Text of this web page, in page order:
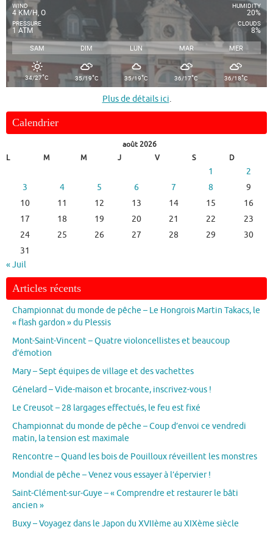
WIND
4 KM/H, O
PRESSURE
1 ATM
HUMIDITY
20%
CLOUDS
8%
SAM DIM LUN MAR MER
34/27°C 35/19°C 35/19°C 36/17°C 36/18°C
Plus de détails ici.
Calendrier
août 2026
L
M M J V S D
1
2
3
4 5 6 7 8
9
10
11 12 13 14 15
16
17
18 19 20 21 22
23
24
25 26 27 28 29
30
31
« Juil
Articles récents
Championnat du monde de pêche – Le Hongrois Martin Takacs, le
« flash gardon » du Plessis
Mont-Saint-Vincent – Quatre violoncellistes et beaucoup
d’émotion
Mary – Sept équipes de village et des vachettes
Génelard – Vide-maison et brocante, inscrivez-vous !
Le Creusot – 28 largages effectués, le feu est fixé
Championnat du monde de pêche – Coup d’envoi ce vendredi
matin, la tension est maximale
Rencontre – Quand les bois de Pouilloux réveillent les monstres
Mondial de pêche – Venez vous essayer à l’épervier !
Saint-Clément-sur-Guye – « Comprendre et restaurer le bâti
ancien »
Buxy – Voyagez dans le Japon du XVIIème au XIXème siècle